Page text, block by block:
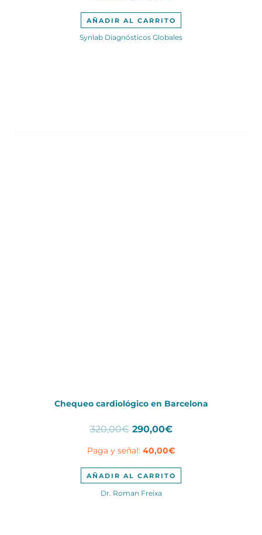
era:
260,00€.
es:
245,00€.
AÑADIR AL CARRITO
Synlab Diagnósticos Globales
Chequeo cardiológico en Barcelona
320,00€ El
original
era:
320,00€.
290,00€El
actual
es:
290,00€.
Paga y señal: 40,00€
AÑADIR AL CARRITO
Dr. Roman Freixa